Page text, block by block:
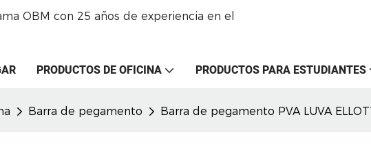
OBM con 25 años de experiencia en el
PRODUCTOS DE OFICINA PRODUCTOS PARA ESTUDIANTES
Barra de pegamento Barra de pegamento PVA LUVA